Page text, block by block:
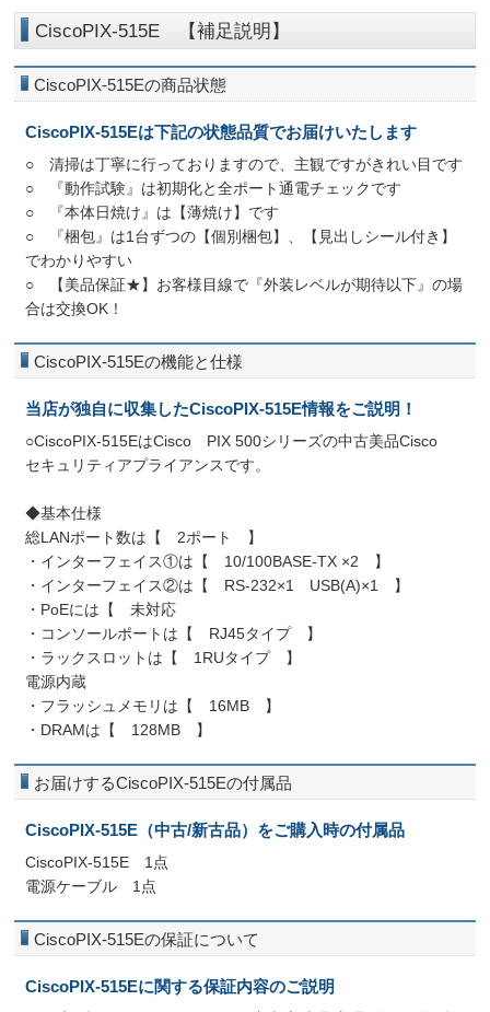
CiscoPIX-515E 【補足説明】
CiscoPIX-515Eの商品状態
CiscoPIX-515Eは下記の状態品質でお届けいたします
○ 清掃は丁寧に行っておりますので、主観ですがきれい目です
○ 『動作試験』は初期化と全ポート通電チェックです
○ 『本体日焼け』は【薄焼け】です
○ 『梱包』は1台ずつの【個別梱包】、【見出しシール付き】
でわかりやすい
○ 【美品保証★】お客様目線で『外装レベルが期待以下』の場
合は交換OK！
CiscoPIX-515Eの機能と仕様
当店が独自に収集したCiscoPIX-515E情報をご説明！
○CiscoPIX-515EはCisco PIX 500シリーズの中古美品Cisco
セキュリティアプライアンスです。
◆基本仕様
総LANポート数は【 2ポート 】
・インターフェイス①は【 10/100BASE-TX ×2 】
・インターフェイス②は【 RS-232×1 USB(A)×1 】
・PoEには【 未対応
・コンソールポートは【 RJ45タイプ 】
・ラックスロットは【 1RUタイプ 】
電源内蔵
・フラッシュメモリは【 16MB 】
・DRAMは【 128MB 】
お届けするCiscoPIX-515Eの付属品
CiscoPIX-515E（中古/新古品）をご購入時の付属品
CiscoPIX-515E 1点
電源ケーブル 1点
CiscoPIX-515Eの保証について
CiscoPIX-515Eに関する保証内容のご説明